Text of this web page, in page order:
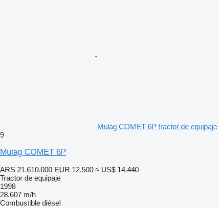
Mulag COMET 6P tractor de equipaje
9
Mulag COMET 6P
ARS 21.610.000 EUR 12.500 ≈ US$ 14.440
Tractor de equipaje
1998
28.607 m/h
Combustible diésel